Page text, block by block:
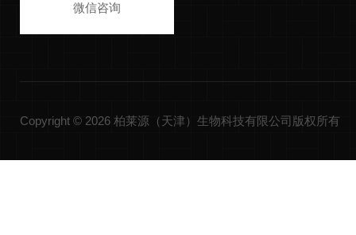
微信咨询
Copyright © 2026 柏莱源（天津）生物科技有限公司版权所有